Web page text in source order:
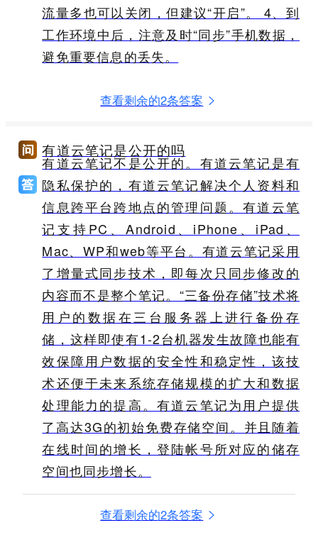
流量多也可以关闭，但建议“开启”。 4、到
工作环境中后，注意及时“同步”手机数据，
避免重要信息的丢失。
查看剩余的2条答案
有道云笔记是公开的吗
有道云笔记不是公开的。有道云笔记是有
隐私保护的，有道云笔记解决个人资料和
信息跨平台跨地点的管理问题。有道云笔
记支持PC、Android、iPhone、iPad、
Mac、WP和web等平台。有道云笔记采用
了增量式同步技术，即每次只同步修改的
内容而不是整个笔记。“三备份存储”技术将
用户的数据在三台服务器上进行备份存
储，这样即使有1-2台机器发生故障也能有
效保障用户数据的安全性和稳定性，该技
术还便于未来系统存储规模的扩大和数据
处理能力的提高。有道云笔记为用户提供
了高达3G的初始免费存储空间。并且随着
在线时间的增长，登陆帐号所对应的储存
空间也同步增长。
查看剩余的2条答案